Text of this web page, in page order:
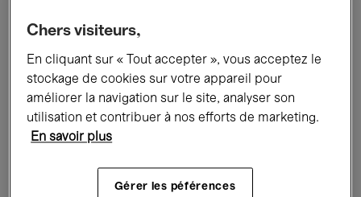
Musique classique Global Music
Enseignement Visites guidées
Chers visiteurs,
En cliquant sur « Tout accepter », vous acceptez le
stockage de cookies sur votre appareil pour
améliorer la navigation sur le site, analyser son
utilisation et contribuer à nos efforts de marketing.
En savoir plus
Gérer les péférences